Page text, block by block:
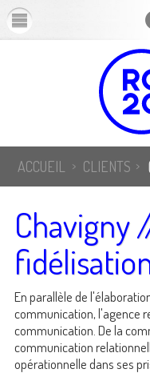
ACCUEIL CLIENTS
Chavigny
En parallèle de
communication, l'agence
communication. De la
communication
opérationnelle dans ses